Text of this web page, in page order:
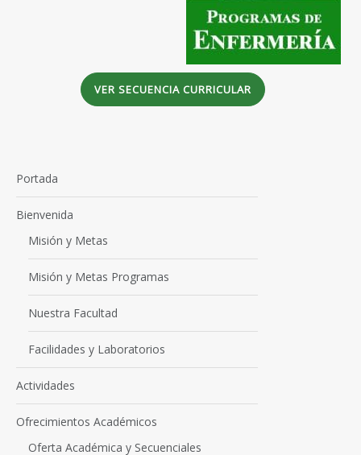
VER SECUENCIA CURRICULAR
Portada
Bienvenida
Misión y Metas
Misión y Metas Programas
Nuestra Facultad
Facilidades y Laboratorios
Actividades
Ofrecimientos Académicos
Oferta Académica y Secuenciales